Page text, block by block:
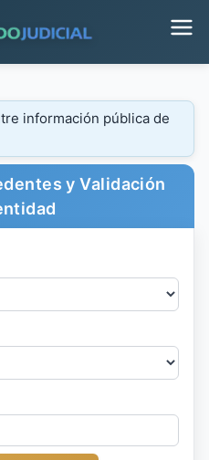
información pública de
y Validación